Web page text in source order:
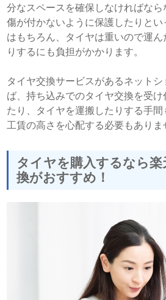
分なスペースを確保しなければな
傷が付かないように保護したりと
はもちろん、タイヤは重いので運
りするにも負担がかかります。
タイヤ交換サービスがあるネット
ば、持ち込みでのタイヤ交換を受
たり、タイヤを運搬したりする手
工賃の高さを心配する必要もありま
タイヤを購入するなら
換がおすすめ！